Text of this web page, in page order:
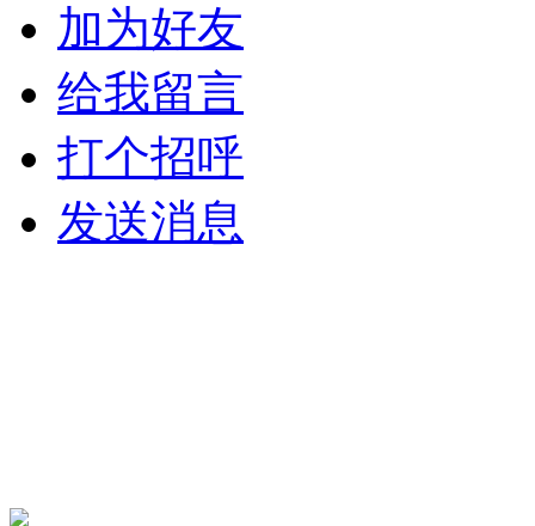
加为好友
给我留言
打个招呼
发送消息